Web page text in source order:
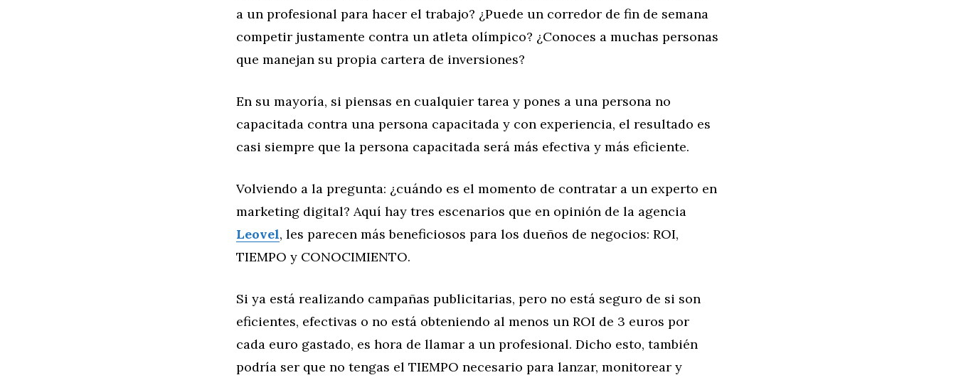
a un profesional para hacer el trabajo? ¿Puede un corredor de fin de semana
competir justamente contra un atleta olímpico? ¿Conoces a muchas personas
que manejan su propia cartera de inversiones?
En su mayoría, si piensas en cualquier tarea y pones a una persona no
capacitada contra una persona capacitada y con experiencia, el resultado es
casi siempre que la persona capacitada será más efectiva y más eficiente.
Volviendo a la pregunta: ¿cuándo es el momento de contratar a un experto en
marketing digital? Aquí hay tres escenarios que en opinión de la agencia
Leovel, les parecen más beneficiosos para los dueños de negocios: ROI,
TIEMPO y CONOCIMIENTO.
Si ya está realizando campañas publicitarias, pero no está seguro de si son
eficientes, efectivas o no está obteniendo al menos un ROI de 3 euros por
cada euro gastado, es hora de llamar a un profesional. Dicho esto, también
podría ser que no tengas el TIEMPO necesario para lanzar, monitorear y